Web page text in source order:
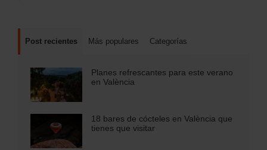
Post recientes Más populares Categorías
Planes refrescantes para este verano
en València
18 bares de cócteles en València que
tienes que visitar